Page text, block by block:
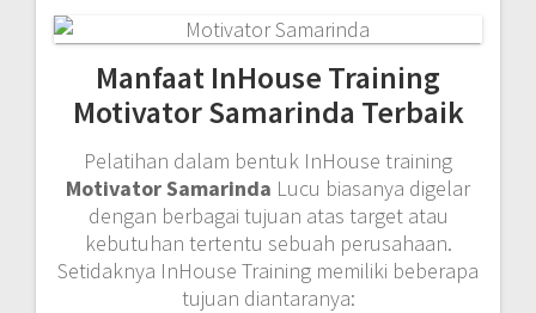
Manfaat InHouse Training
Motivator Samarinda Terbaik
Pelatihan dalam bentuk InHouse training
Motivator Samarinda Lucu biasanya digelar
dengan berbagai tujuan atas target atau
kebutuhan tertentu sebuah perusahaan.
Setidaknya InHouse Training memiliki beberapa
tujuan diantaranya: